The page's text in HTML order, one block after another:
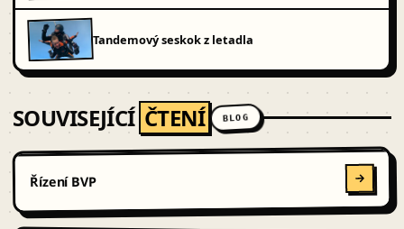
Tandemový seskok z letadla
SOUVISEJÍCÍ ČTENÍ BLOG
Řízení BVP